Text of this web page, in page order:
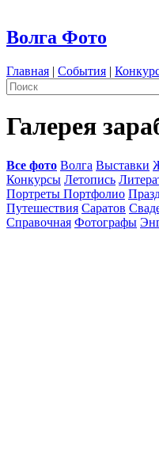
Волга Фото
Главная | События |
Галерея
Все фото Волга Выставки
Конкурсы Летопись
Портреты Портфолио
Путешествия Саратов
Справочная Фотографы